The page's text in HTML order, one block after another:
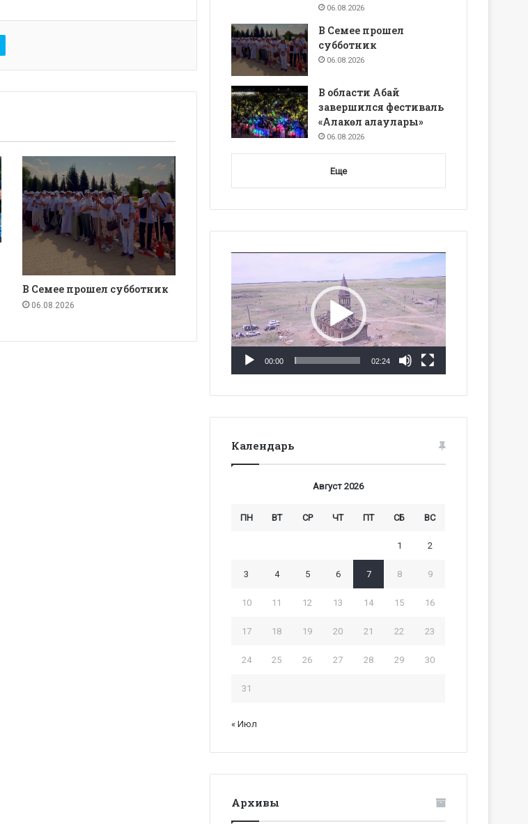
В Семее прошел субботник
06.08.2026
06.08.2026
В Семее прошел
субботник
06.08.2026
В области Абай
завершился фестиваль
«Алакөл алаулары»
06.08.2026
Еще
00:00 02:24
Календарь
Август 2026
ПН ВТ СР ЧТ ПТ СБ ВС
1 2
3 4 5 6 7 8 9
10 11 12 13 14 15 16
17 18 19 20 21 22 23
24 25 26 27 28 29 30
31
« Июл
Архивы